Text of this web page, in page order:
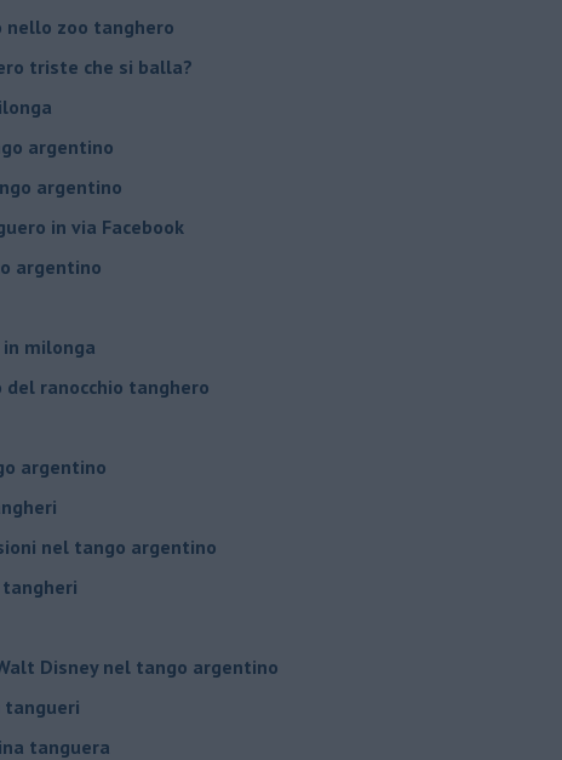
zoo tanghero
triste che si balla?
argentino
argentino
in via Facebook
argentino
milonga
ranocchio tanghero
argentino
nel tango argentino
Disney nel tango argentino
tangueri
tanguera